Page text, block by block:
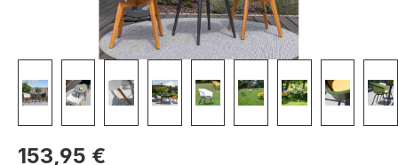
Regulärer Preis:
153,95 €